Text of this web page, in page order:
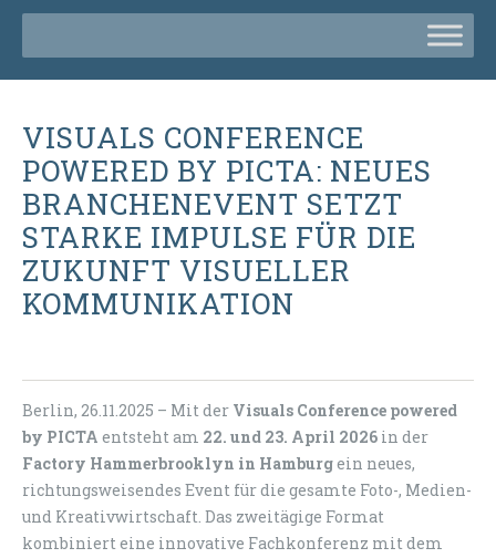
VISUALS CONFERENCE
POWERED BY PICTA: NEUES
BRANCHENEVENT SETZT
STARKE IMPULSE FÜR DIE
ZUKUNFT VISUELLER
KOMMUNIKATION
Berlin, 26.11.2025 – Mit der Visuals Conference powered
by PICTA entsteht am 22. und 23. April 2026 in der
Factory Hammerbrooklyn in Hamburgein neues,
richtungsweisendes Event für die gesamte Foto-, Medien-
und Kreativwirtschaft. Das zweitägige Format
kombiniert eine innovative Fachkonferenz mit dem